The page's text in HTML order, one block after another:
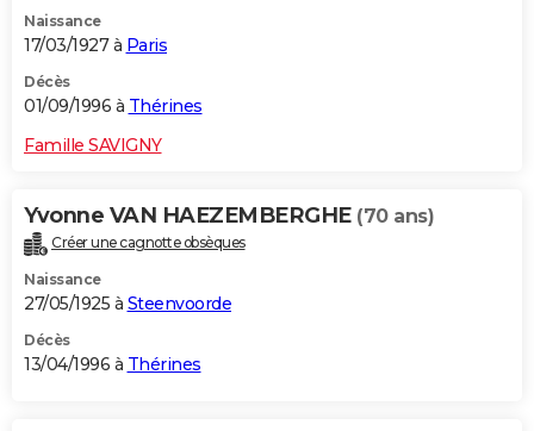
Naissance
17/03/1927 à Paris
Décès
01/09/1996 à Thérines
Famille SAVIGNY
Yvonne VAN HAEZEMBERGHE (70 ans)
Créer une cagnotte obsèques
Naissance
27/05/1925 à Steenvoorde
Décès
13/04/1996 à Thérines